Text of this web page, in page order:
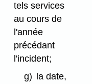
tels services
au cours de
l'année
précédant
l'incident;
g)
la date,